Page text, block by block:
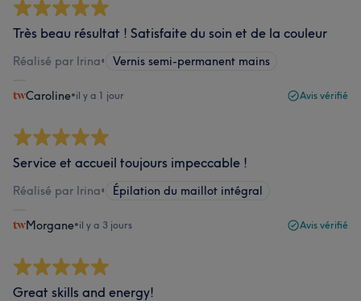
Très beau résultat ! Satisfaite du soin et de la couleur
Réalisé par Irina• Vernis semi-permanent mains
Caroline•il y a 1 jour Avis vérifié
Service et accueil toujours impeccable !
Réalisé par Irina• Épilation du maillot intégral
Morgane•il y a 3 jours Avis vérifié
Great skills and energy!